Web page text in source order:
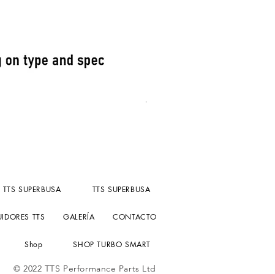
Turbosmart Fuel Pressure
TTS SUPERBUSA TTS SUPERBUSA
TTS GALERÍA CONTACTO
Shop SHOP TURBO SMART
© 2022 TTS Performance Parts Ltd